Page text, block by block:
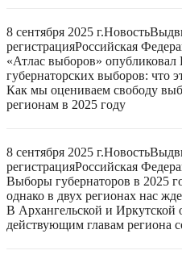
8 сентября 2025 г.Новость
регистрацияРоссийская
«Атлас выборов»
губернаторских выборов: что
Как мы оцениваем свободу
регионам в 2025 году
8 сентября 2025 г.Новость
регистрацияРоссийская
Выборы губернаторов в 2025
однако в двух регионах нас
В Архангельской и Иркутской
действующим главам региона